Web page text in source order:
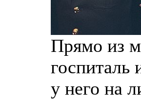
Прямо из
госпиталь
у него на